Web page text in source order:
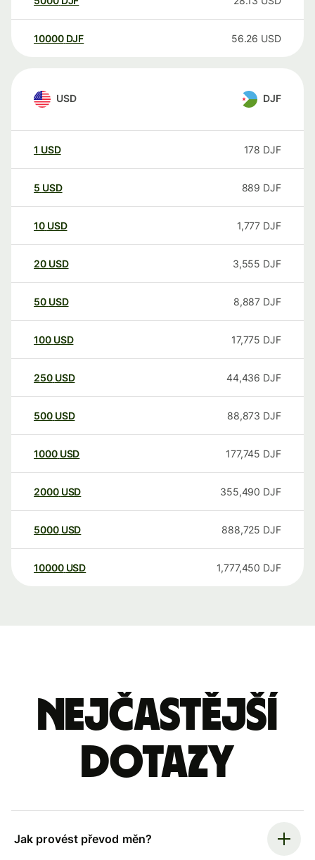
10000 DJF 56.26 USD
USD DJF
1 USD 178 DJF
5 USD 889 DJF
10 USD 1,777 DJF
20 USD 3,555 DJF
50 USD 8,887 DJF
100 USD 17,775 DJF
250 USD 44,436 DJF
500 USD 88,873 DJF
1000 USD 177,745 DJF
2000 USD 355,490 DJF
5000 USD 888,725 DJF
10000 USD 1,777,450 DJF
Nejčastější
dotazy
Jak provést převod měn?